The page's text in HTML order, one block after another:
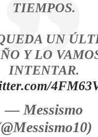
TIEMPOS.
UN
Y LO
INTENTAR.
— Messismo